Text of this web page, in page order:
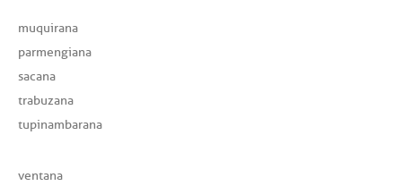
muquirana
parmengiana
sacana
trabuzana
tupinambarana
ventana